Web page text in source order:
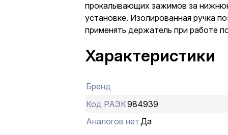
прокалывающих зажимов за
установке. Изолированная ручка
применять держатель при работе
Характеристики
Бренд
Код РАЭК984939
Аналогов нет Да